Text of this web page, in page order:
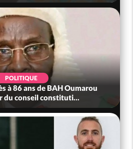
POLITIQUE
à 86 ans de BAH Oumarou
du conseil constituti...